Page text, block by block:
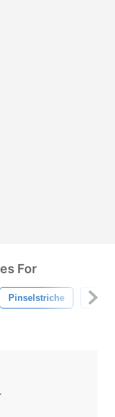
For
Pinselstriche